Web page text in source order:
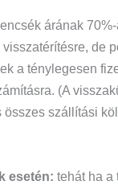
árának
de
a ténylegesen
(A
szállítási
esetén: tehát ha a